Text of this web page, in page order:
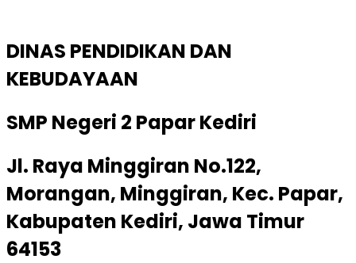
DINAS PENDIDIKAN DAN
KEBUDAYAAN
SMP Negeri 2 Papar Kediri
Jl. Raya Minggiran No.122,
Morangan, Minggiran, Kec. Papar,
Kabupaten Kediri, Jawa Timur
64153